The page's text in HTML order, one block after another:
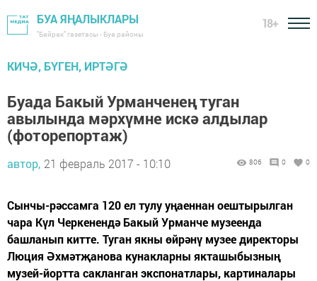
БУА ЯҢАЛЫКЛАРЫ
"Байрак" газетасы - Буа районы
18+
КИЧӘ, БҮГЕН, ИРТӘГӘ
Буада Бакый Урманченең туган
авылында мәрхүмне искә алдылар
(фоторепортаж)
автор, 21 февраль 2017 - 10:10 806 0 0
Сынчы-рәссамга 120 ел тулу уңаеннан оештырылган
чара Күл Черкенендә Бакый Урманче музеенда
башланып китте. Туган якны өйрәнү музее директоры
Люция Әхмәтҗанова кунакларны якташыбызның
музей-йортта сакланган экспонатлары, картиналары